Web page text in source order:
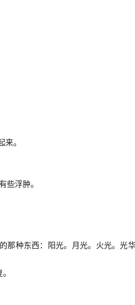
。
些浮肿。
那种东西：阳光。月光。火光。光